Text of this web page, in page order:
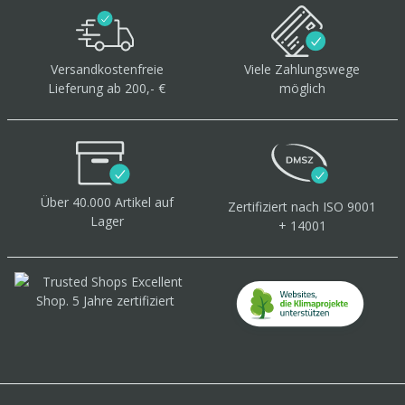
Versandkostenfreie
Lieferung ab 200,- €
Viele Zahlungswege
möglich
Über 40.000 Artikel auf
Lager
Zertifiziert nach ISO 9001
+ 14001